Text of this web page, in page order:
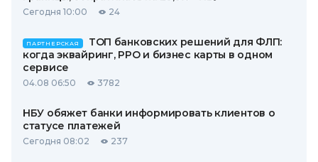
Сегодня 10:00 24
ПАРТНЕРСКАЯ
ТОП банковских решений для ФЛП:
когда эквайринг, РРО и бизнес карты в одном
сервисе
04.08 06:50 3782
НБУ обяжет банки информировать клиентов о
статусе платежей
Сегодня 08:02 237